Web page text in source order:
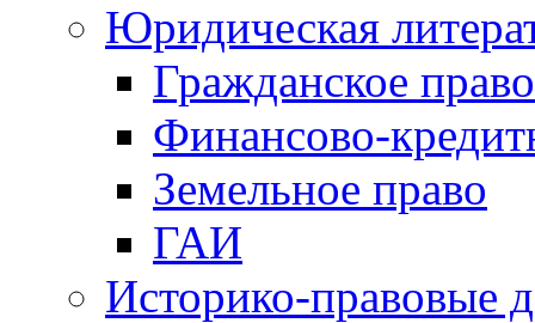
Юридическая
Гражданское право
Финансово-
Земельное право
ГАИ
Историко-правовые